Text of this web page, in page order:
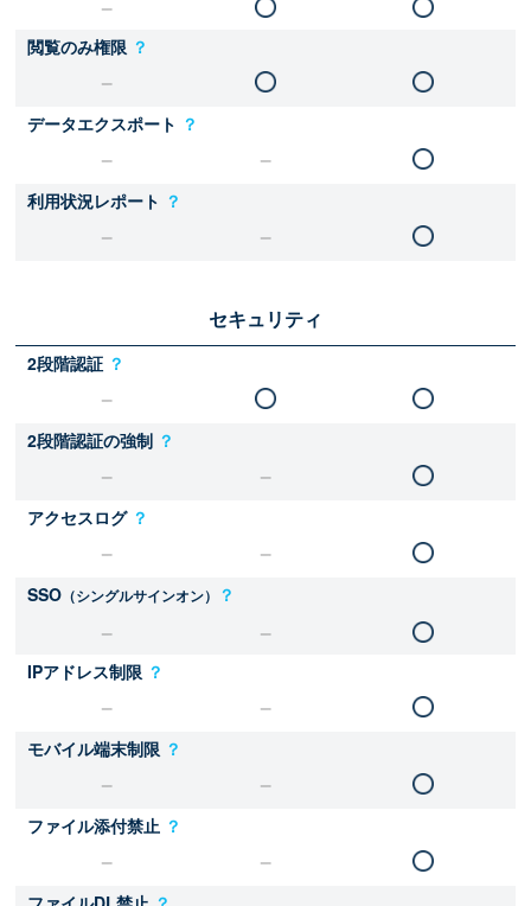
閲覧のみ権限 ？
データエクスポート ？
利用状況レポート ？
セキュリティ
2段階認証 ？
2段階認証の強制 ？
アクセスログ ？
SSO （シングルサインオン） ？
IPアドレス制限 ？
モバイル端末制限 ？
ファイル添付禁止 ？